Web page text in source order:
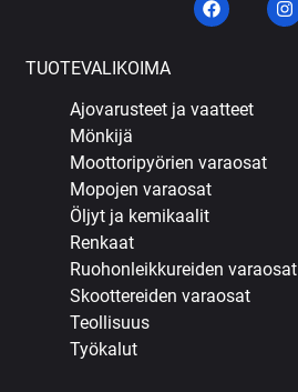
TUOTEVALIKOIMA
Ajovarusteet ja vaatteet
Mönkijä
Moottoripyörien varaosat
Mopojen varaosat
Öljyt ja kemikaalit
Renkaat
Ruohonleikkureiden varaosat
Skoottereiden varaosat
Teollisuus
Työkalut